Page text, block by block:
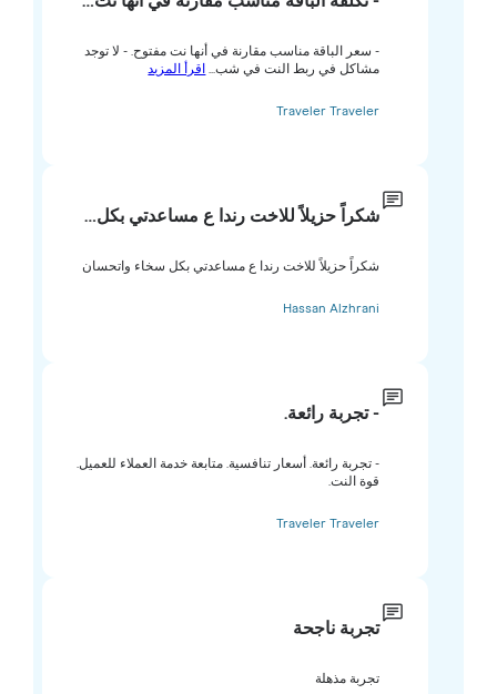
- سعر الباقة مناسب مقارنة في أنها نت مفتوح. - لا توجد
مشاكل في ربط النت في شب...اقرأ المزيد
Traveler Traveler
شكراً حزيلاً للاخت رندا ع مساعدتي بكل…
شكراً حزيلاً للاخت رندا ع مساعدتي بكل سخاء واتحسان
Hassan Alzhrani
- تجربة رائعة.
- تجربة رائعة. أسعار تنافسية. متابعة خدمة العملاء للعميل.
قوة النت.
Traveler Traveler
تجربة ناجحة
تجربة مذهلة